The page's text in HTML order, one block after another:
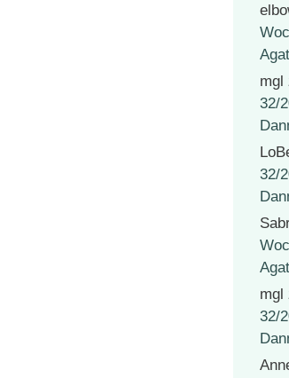
mgl
32/
32/
mgl
32/